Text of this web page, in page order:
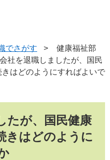
でさがす >
健康福祉部
会社を退職しましたが、国民
はどのようにすればよいで
たが、国民健康
きはどのように